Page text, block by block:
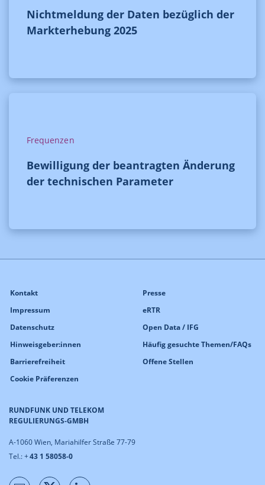
Nichtmeldung der Daten bezüglich der
Markterhebung 2025
Frequenzen
Bewilligung der beantragten Änderung
der technischen Parameter
RUNDFUNK UND TELEKOM
REGULIERUNGS-GMBH
A-1060 Wien, Mariahilfer Straße 77-79
Tel.: +43 1 58058-0
Kontakt
Impressum
Datenschutz
Hinweisgeber:innen
Barrierefreiheit
Cookie Präferenzen
Presse
eRTR
Open Data / IFG
Häufig gesuchte Themen/FAQs
Offene Stellen